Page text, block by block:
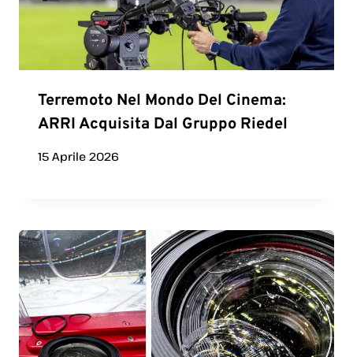
Terremoto Nel Mondo Del Cinema:
ARRI Acquisita Dal Gruppo Riedel
15 Aprile 2026